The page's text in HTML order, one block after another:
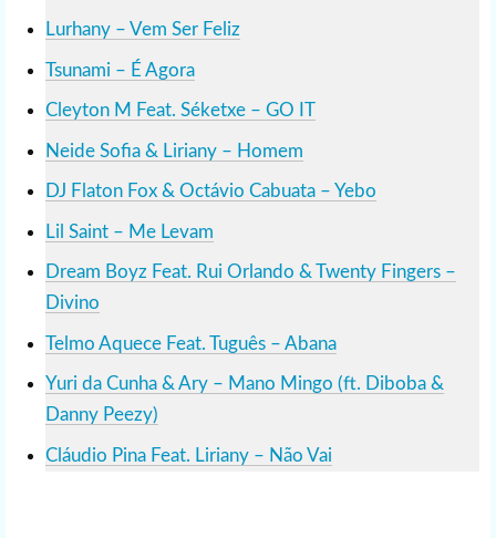
Lurhany – Vem Ser Feliz
Tsunami – É Agora
Cleyton M Feat. Séketxe – GO IT
Neide Sofia & Liriany – Homem
DJ Flaton Fox & Octávio Cabuata – Yebo
Lil Saint – Me Levam
Dream Boyz Feat. Rui Orlando & Twenty Fingers –
Divino
Telmo Aquece Feat. Tuguês – Abana
Yuri da Cunha & Ary – Mano Mingo (ft. Diboba &
Danny Peezy)
Cláudio Pina Feat. Liriany – Não Vai